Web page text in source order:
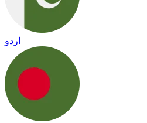
اردو